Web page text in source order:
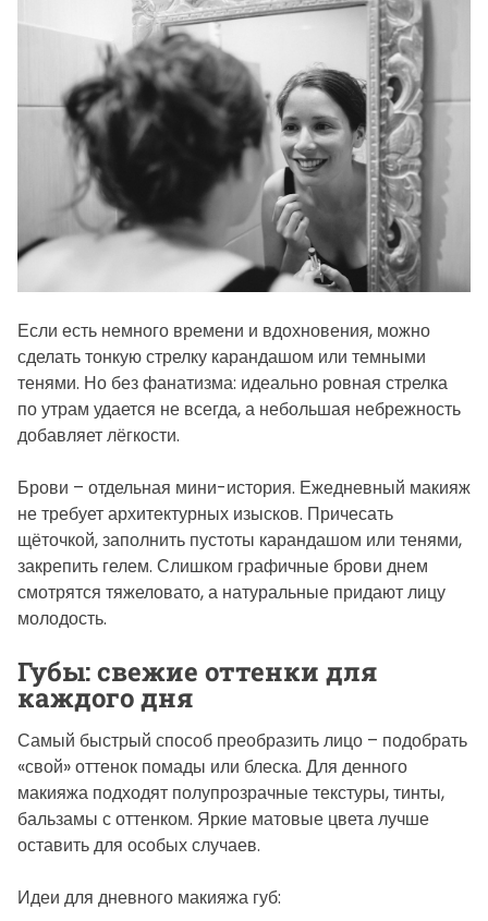
Если есть немного времени и вдохновения, можно
сделать тонкую стрелку карандашом или темными
тенями. Но без фанатизма: идеально ровная стрелка
по утрам удается не всегда, а небольшая небрежность
добавляет лёгкости.
Брови – отдельная мини-история. Ежедневный макияж
не требует архитектурных изысков. Причесать
щёточкой, заполнить пустоты карандашом или тенями,
закрепить гелем. Слишком графичные брови днем
смотрятся тяжеловато, а натуральные придают лицу
молодость.
Губы: свежие оттенки для
каждого дня
Самый быстрый способ преобразить лицо – подобрать
«свой» оттенок помады или блеска. Для денного
макияжа подходят полупрозрачные текстуры, тинты,
бальзамы с оттенком. Яркие матовые цвета лучше
оставить для особых случаев.
Идеи для дневного макияжа губ: